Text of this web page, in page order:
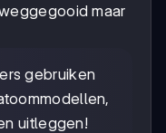
maar
gebruiken
uitleggen!